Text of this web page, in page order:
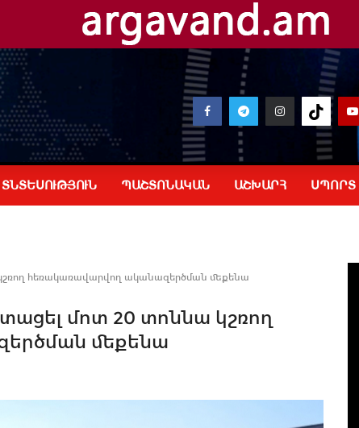
ՏՆՏԵՍՈՒԹՅՈՒՆ ՊԱՇՏՈՆԱԿԱՆ ԱՇԽԱՐՀ ՍՊՈՐՏ
հեռակառավարվող ականազերծման մեքենա
մոտ 20 տոննա կշռող
մեքենա